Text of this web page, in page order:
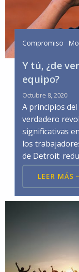
Compromiso
Y tú, ¿de
equipo?
Octubre 8, 2020
A principios
verdadero
significativas
los
de Detroit:
LEER MÁS